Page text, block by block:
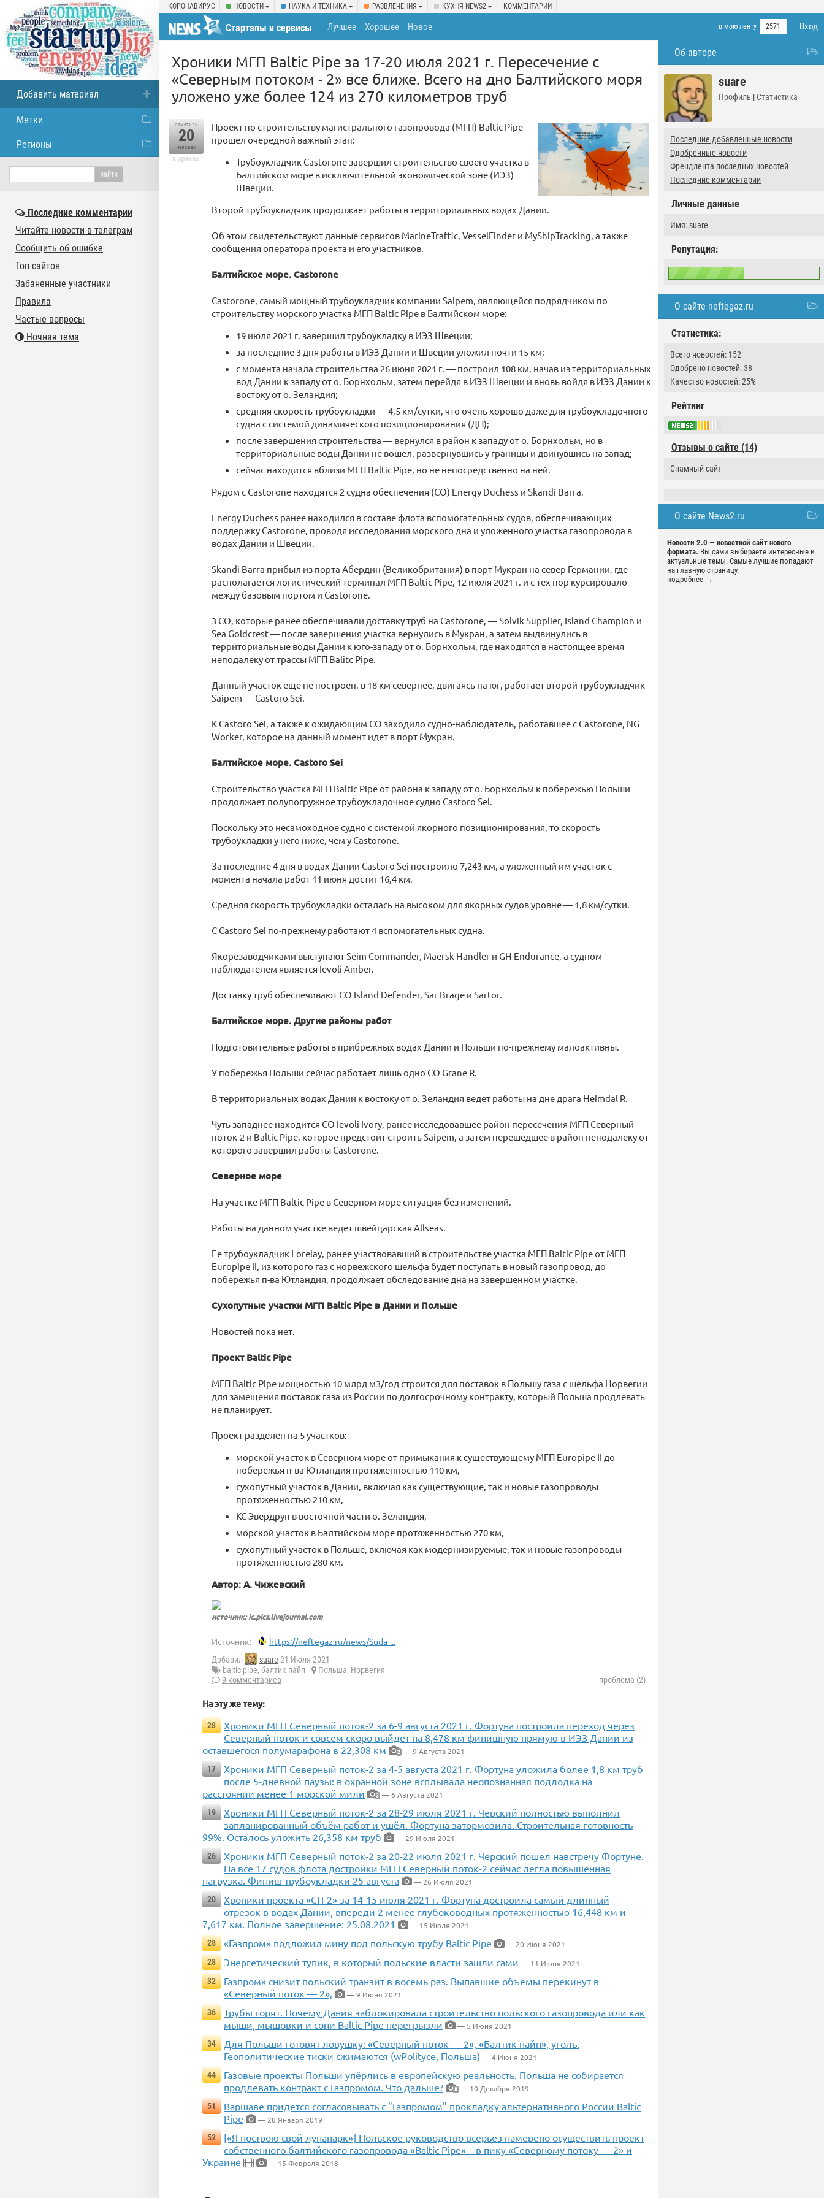
КОРОНАВИРУС НОВОСТИ НАУКА И ТЕХНИКА РАЗВЛЕЧЕНИЯ КУХНЯ NEWS2 КОММЕНТАРИИ
Вход
Стартапы и сервисы в мою ленту 2571
Лучшее Хорошее Новое
Об авторе
suare
Профиль | Статистика
Последние добавленные новости
Одобренные новости
Френдлента последних новостей
Последние комментарии
Личные данные
Имя: suare
Репутация:
О сайте neftegaz.ru
Статистика:
Всего новостей: 152
Одобрено новостей: 38
Качество новостей: 25%
Рейтинг
Отзывы о сайте (14)
Спамный сайт
О сайте News2.ru
Новости 2.0 — новостной сайт нового
формата. Вы сами выбираете интересные и
актуальные темы. Самые лучшие попадают
на главную страницу.
подробнее →
Хроники МГП Baltic Pipe за 17-20 июля 2021 г. Пересечение с
«Северным потоком - 2» все ближе. Всего на дно Балтийского моря
уложено уже более 124 из 270 километров труб
отметили
20
человек
в архиве
Проект по строительству магистрального газопровода (МГП) Baltic Pipe
прошел очередной важный этап:
Трубоукладчик Castorone завершил строительство своего участка в
Балтийском море в исключительной экономической зоне (ИЭЗ)
Швеции.
Второй трубоукладчик продолжает работы в территориальных водах Дании.
Об этом свидетельствуют данные сервисов MarineTraffic, VesselFinder и MyShipTracking, а также
сообщения оператора проекта и его участников.
Балтийское море. Castorone
Castorone, самый мощный трубоукладчик компании Saipem, являющейся подрядчиком по
строительству морского участка МГП Baltic Pipe в Балтийском море:
19 июля 2021 г. завершил трубоукладку в ИЭЗ Швеции;
за последние 3 дня работы в ИЭЗ Дании и Швеции уложил почти 15 км;
с момента начала строительства 26 июня 2021 г. — построил 108 км, начав из территориальных
вод Дании к западу от о. Борнхольм, затем перейдя в ИЭЗ Швеции и вновь войдя в ИЭЗ Дании к
востоку от о. Зеландия;
средняя скорость трубоукладки — 4,5 км/сутки, что очень хорошо даже для трубоукладочного
судна с системой динамического позиционирования (ДП);
после завершения строительства — вернулся в район к западу от о. Борнхольм, но в
территориальные воды Дании не вошел, развернувшись у границы и двинувшись на запад;
сейчас находится вблизи МГП Baltic Pipe, но не непосредственно на ней.
Рядом с Castorone находятся 2 судна обеспечения (СО) Energy Duchess и Skandi Barra.
Energy Duchess ранее находился в составе флота вспомогательных судов, обеспечивающих
поддержку Castorone, проводя исследования морского дна и уложенного участка газопровода в
водах Дании и Швеции.
Skandi Barra прибыл из порта Абердин (Великобритания) в порт Мукран на север Германии, где
располагается логистический терминал МГП Baltic Pipe, 12 июля 2021 г. и с тех пор курсировало
между базовым портом и Castorone.
3 СО, которые ранее обеспечивали доставку труб на Castorone, — Solvik Supplier, Island Champion и
Sea Goldcrest — после завершения участка вернулись в Мукран, а затем выдвинулись в
территориальные воды Дании к юго-западу от о. Борнхольм, где находятся в настоящее время
неподалеку от трассы МГП Balitc Pipe.
Данный участок еще не построен, в 18 км севернее, двигаясь на юг, работает второй трубоукладчик
Saipem — Castoro Sei.
К Castoro Sei, а также к ожидающим СО заходило судно-наблюдатель, работавшее с Castorone, NG
Worker, которое на данный момент идет в порт Мукран.
Балтийское море. Castoro Sei
Строительство участка МГП Baltic Pipe от района к западу от о. Борнхольм к побережью Польши
продолжает полупогружное трубоукладочное судно Castoro Sei.
Поскольку это несамоходное судно с системой якорного позиционирования, то скорость
трубоукладки у него ниже, чем у Castorone.
За последние 4 дня в водах Дании Castoro Sei построило 7,243 км, а уложенный им участок с
момента начала работ 11 июня достиг 16,4 км.
Средняя скорость трубоукладки осталась на высоком для якорных судов уровне — 1,8 км/сутки.
С Castoro Sei по-прежнему работают 4 вспомогательных судна.
Якорезаводчиками выступают Seim Commander, Maersk Handler и GH Endurance, а судном-
наблюдателем является Ievoli Amber.
Доставку труб обеспечивают СО Island Defender, Sar Brage и Sartor.
Балтийское море. Другие районы работ
Подготовительные работы в прибрежных водах Дании и Польши по-прежнему малоактивны.
У побережья Польши сейчас работает лишь одно СО Grane R.
В территориальных водах Дании к востоку от о. Зеландия ведет работы на дне драга Heimdal R.
Чуть западнее находится СО Ievoli Ivory, ранее исследовавшее район пересечения МГП Северный
поток-2 и Baltic Pipe, которое предстоит строить Saipem, а затем перешедшее в район неподалеку от
которого завершил работы Castorone.
Северное море
На участке МГП Baltic Pipe в Северном море ситуация без изменений.
Работы на данном участке ведет швейцарская Allseas.
Ее трубоукладчик Lorelay, ранее участвовавший в строительстве участка МГП Baltic Pipe от МГП
Europipe II, из которого газ с норвежского шельфа будет поступать в новый газопровод, до
побережья п-ва Ютландия, продолжает обследование дна на завершенном участке.
Сухопутные участки МГП Baltic Pipe в Дании и Польше
Новостей пока нет.
Проект Baltic Pipe
МГП Baltic Pipe мощностью 10 млрд м3/год строится для поставок в Польшу газа с шельфа Норвегии
для замещения поставок газа из России по долгосрочному контракту, который Польша продлевать
не планирует.
Проект разделен на 5 участков:
морской участок в Северном море от примыкания к существующему МГП Europipe II до
побережья п-ва Ютландия протяженностью 110 км,
сухопутный участок в Дании, включая как существующие, так и новые газопроводы
протяженностью 210 км,
КС Эвердруп в восточной части о. Зеландия,
морской участок в Балтийском море протяженностью 270 км,
сухопутный участок в Польше, включая как модернизируемые, так и новые газопроводы
протяженностью 280 км.
Автор: А. Чижевский
источник: ic.pics.livejournal.com
Источник: https://neftegaz.ru/news/Suda-...
Добавил suare 21 Июля 2021
baltic pipe, балтик пайп Польша, Норвегия
9 комментариев
проблема (2)
На эту же тему:
28
Хроники МГП Северный поток-2 за 6-9 августа 2021 г. Фортуна построила переход через
Северный поток и совсем скоро выйдет на 8,478 км финишную прямую в ИЭЗ Дании из
оставшегося полумарафона в 22,308 км
2 — 9 Августа 2021
17
Хроники МГП Северный поток-2 за 4-5 августа 2021 г. Фортуна уложила более 1,8 км труб
после 5-дневной паузы: в охранной зоне всплывала неопознанная подлодка на
расстоянии менее 1 морской мили
3 — 6 Августа 2021
19
Хроники МГП Северный поток-2 за 28-29 июля 2021 г. Черский полностью выполнил
запланированный объём работ и ушёл. Фортуна затормозила. Строительная готовность
99%. Осталось уложить 26,358 км труб
— 29 Июля 2021
26
Хроники МГП Северный поток-2 за 20-22 июля 2021 г. Черский пошел навстречу Фортуне.
На все 17 судов флота достройки МГП Северный поток-2 сейчас легла повышенная
нагрузка. Финиш трубоукладки 25 августа
— 26 Июля 2021
20
Хроники проекта «СП-2» за 14-15 июля 2021 г. Фортуна достроила самый длинный
отрезок в водах Дании, впереди 2 менее глубоководных протяженностью 16,448 км и
7,617 км. Полное завершение: 25.08.2021
— 15 Июля 2021
28
«Газпром» подложил мину под польскую трубу Baltic Pipe
— 20 Июня 2021
28
Энергетический тупик, в который польские власти зашли сами — 11 Июня 2021
32
Газпром» снизит польский транзит в восемь раз. Выпавшие объемы перекинут в
«Северный поток — 2»,
— 9 Июня 2021
36
Трубы горят. Почему Дания заблокировала строительство польского газопровода или как
мыши, мышовки и сони Baltic Pipe перегрызли
— 5 Июня 2021
34
Для Польши готовят ловушку: «Северный поток — 2», «Балтик пайп», уголь.
Геополитические тиски сжимаются (wPolityce, Польша) — 4 Июня 2021
44
Газовые проекты Польши упёрлись в европейскую реальность. Польша не собирается
продлевать контракт с Газпромом. Что дальше?
8 — 10 Декабря 2019
51
Варшаве придется согласовывать с "Газпромом" прокладку альтернативного России Baltic
Pipe
— 28 Января 2019
52
[«Я построю свой лунапарк»] Польское руководство всерьез намерено осуществить проект
собственного балтийского газопровода «Baltic Pipe» – в пику «Северному потоку — 2» и
Украине
— 15 Февраля 2018
Добавить материал
Метки
Регионы
Последние комментарии
Читайте новости в телеграм
Сообщить об ошибке
Топ сайтов
Забаненные участники
Правила
Частые вопросы
Ночная тема